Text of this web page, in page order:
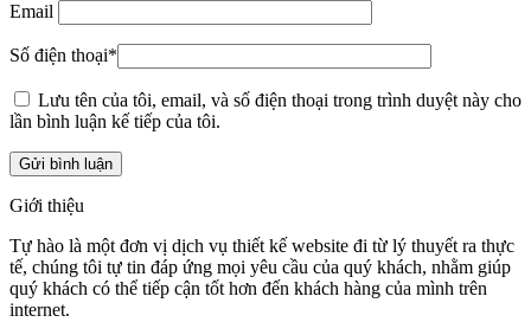
Email
Số điện thoại*
Lưu tên của tôi, email, và số điện thoại trong trình duyệt này cho
lần bình luận kế tiếp của tôi.
Giới thiệu
Tự hào là một đơn vị dịch vụ thiết kế website đi từ lý thuyết ra thực
tế, chúng tôi tự tin đáp ứng mọi yêu cầu của quý khách, nhằm giúp
quý khách có thể tiếp cận tốt hơn đến khách hàng của mình trên
internet.